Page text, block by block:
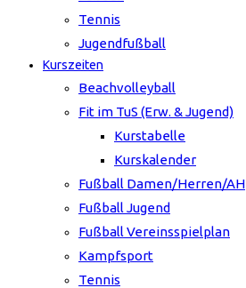
Tennis
Jugendfußball
Kurszeiten
Beachvolleyball
Fit im TuS (Erw. & Jugend)
Kurstabelle
Kurskalender
Fußball Damen/Herren/AH
Fußball Jugend
Fußball Vereinsspielplan
Kampfsport
Tennis